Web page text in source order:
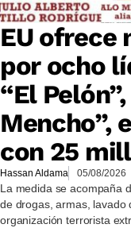
EU ofrece
por ocho
“El
Mencho”,
con 25
Hassan Aldama 05/08/2026
La medida se acompaña
de drogas, armas, lavado
organización terrorista